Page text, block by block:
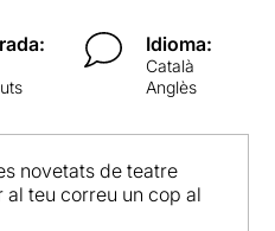
Idioma:
Català
Anglès
novetats de teatre
al teu correu un cop al